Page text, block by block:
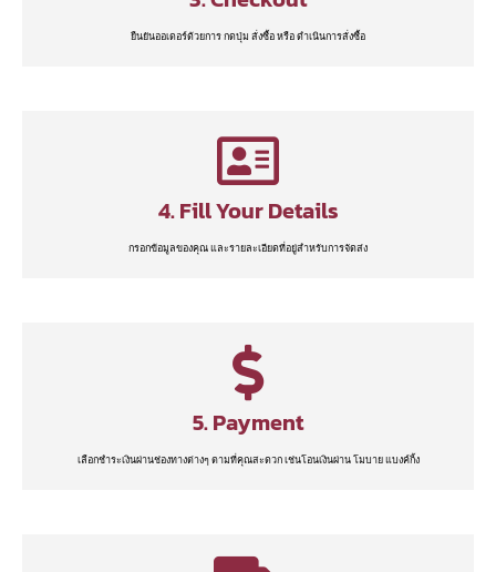
ยืนยันออเดอร์ด้วยการ กดปุ่ม สั่งซื้อ หรือ ดำเนินการสั่งซื้อ
4. Fill Your Details
กรอกข้อมูลของคุณ และรายละเอียดที่อยู่สำหรับการจัดส่ง
5. Payment
เลือกชำระเงินผ่านช่องทางต่างๆ ตามที่คุณสะดวก เช่นโอนเงินผ่าน โมบาย แบงค์กิ้ง